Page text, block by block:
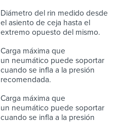
Diámetro del rin medido desde
el asiento de ceja hasta el
extremo opuesto del mismo.
Carga máxima que
un neumático puede soportar
cuando se infla a la presión
recomendada.
Carga máxima que
un neumático puede soportar
cuando se infla a la presión